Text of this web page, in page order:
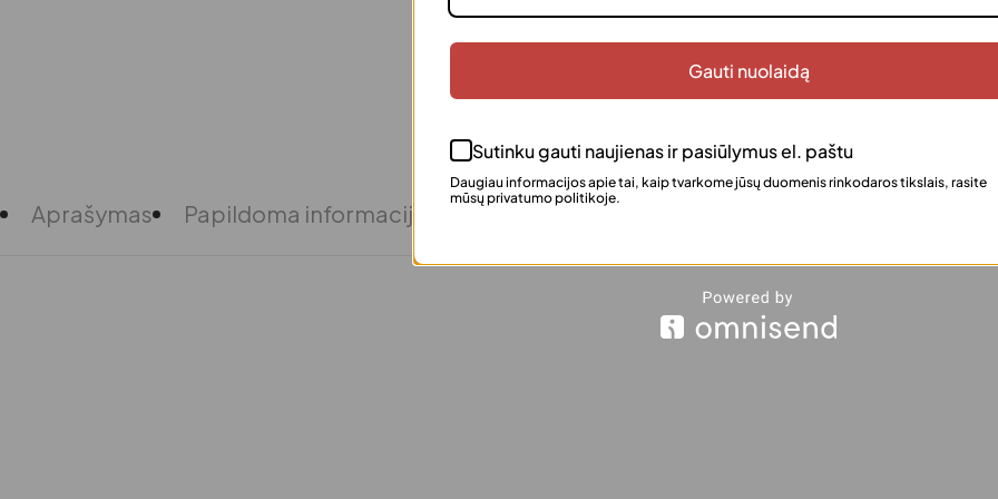
S/M
Aprašymas Papildoma informacija Atsiliepimai (0)
Gauti nuolaidą
Sutinku gauti naujienas ir pasiūlymus el. paštu
Daugiau informacijos apie tai, kaip tvarkome jūsų duomenis rinkodaros tikslais, rasite
mūsų privatumo politikoje.